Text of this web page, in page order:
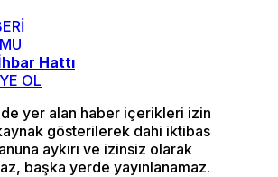
Hattı
OL
yer alan haber içerikleri izin
gösterilerek dahi iktibas
aykırı ve izinsiz olarak
başka yerde yayınlanamaz.